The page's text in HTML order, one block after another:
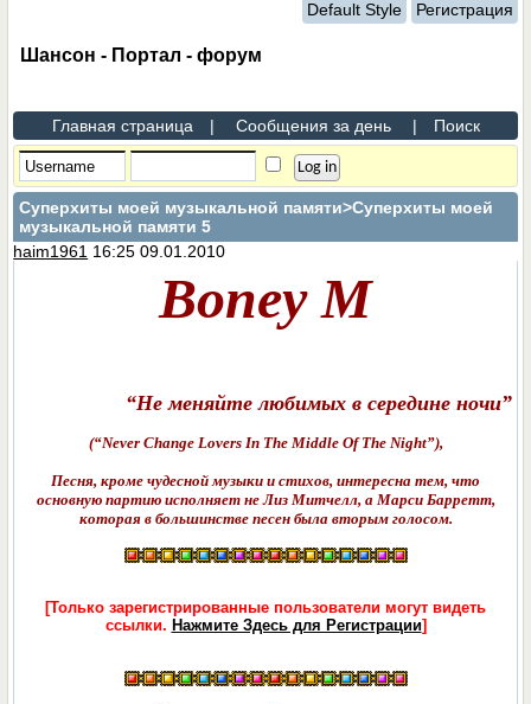
Default Style Регистрация
Шансон - Портал - форум
Главная страница | Сообщения за день | Поиск
Суперхиты моей музыкальной памяти>Суперхиты моей
музыкальной памяти 5
haim1961 16:25 09.01.2010
Boney М
“Не меняйте любимых в середине ночи”
(“Never Change Lovers In The Middle Of The Night”),
Песня, кроме чудесной музыки и стихов, интересна тем, что
основную партию исполняет не Лиз Митчелл, а Марси Барретт,
которая в большинстве песен была вторым голосом.
[Только зарегистрированные пользователи могут видеть
ссылки. Нажмите Здесь для Регистрации]